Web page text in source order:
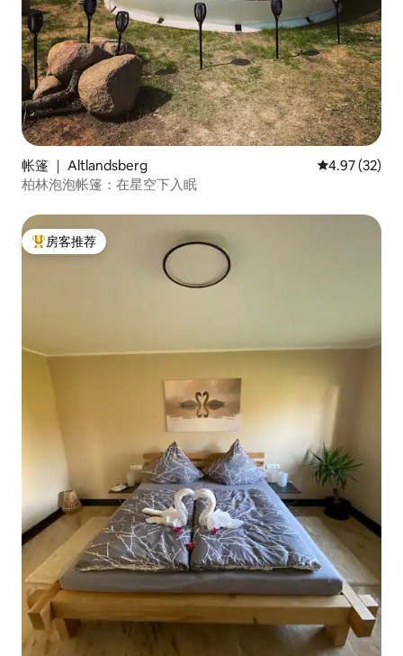
帐篷 ｜ Altlandsberg 平均评分
4.97 (32)
柏林泡泡帐篷：在星空下入眠
热门「房客推荐」
房客推荐